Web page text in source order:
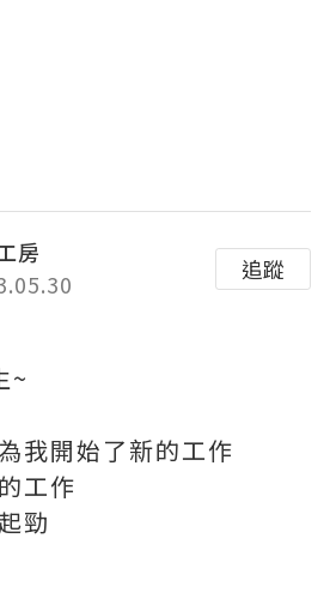
房
追蹤
~
我開始了新的工作
工作
勁